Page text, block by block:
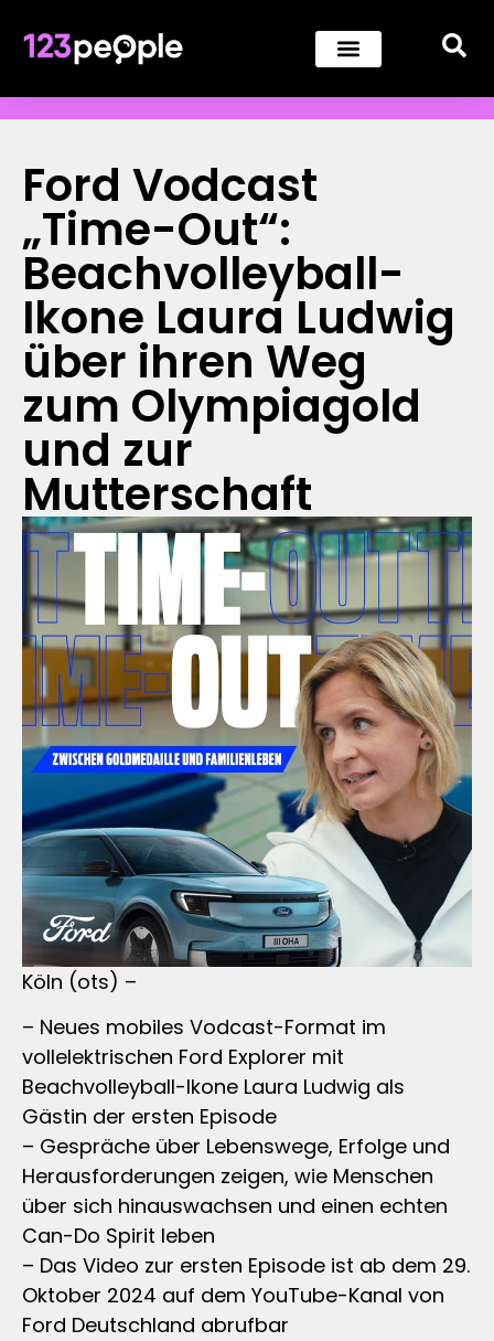
Ford Vodcast
„Time-Out“:
Beachvolleyball-
Ikone Laura Ludwig
über ihren Weg
zum Olympiagold
und zur
Mutterschaft
Köln (ots) –
– Neues mobiles Vodcast-Format im
vollelektrischen Ford Explorer mit
Beachvolleyball-Ikone Laura Ludwig als
Gästin der ersten Episode
– Gespräche über Lebenswege, Erfolge und
Herausforderungen zeigen, wie Menschen
über sich hinauswachsen und einen echten
Can-Do Spirit leben
– Das Video zur ersten Episode ist ab dem 29.
Oktober 2024 auf dem YouTube-Kanal von
Ford Deutschland abrufbar